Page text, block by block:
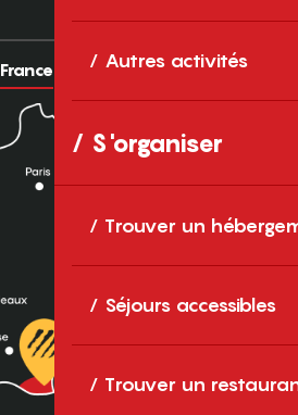
Autres activités
S'organiser
Trouver un
Séjours accessibles
Trouver un
France Europe